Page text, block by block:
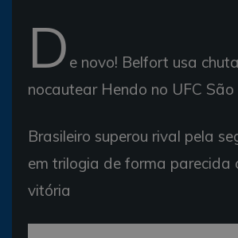
D e novo! Belfort usa
nocautear Hendo no UFC São
Brasileiro superou rival pela
em trilogia de forma parecida
vitória